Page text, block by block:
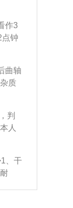
果
措
的
将
东
起
酸
剂
启
元
就
作3
点钟
住
的
实
曲轴
质
果
、
体
，
用
现
，
判
人
4s
磨
异
头
、干